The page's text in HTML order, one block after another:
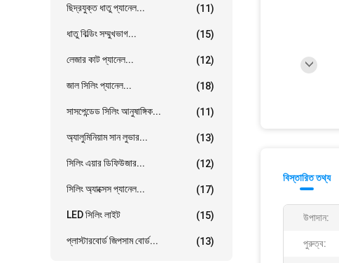
ছিদ্রযুক্ত ধাতু প্যানেল... (11)
ধাতু বিল্ডিং সম্মুখভাগ... (15)
লেজার কাট প্যানেল... (12)
জাল সিলিং প্যানেল... (18)
সাসপেন্ডেড সিলিং আনুষাঙ্গিক... (11)
অ্যালুমিনিয়াম সান লুভার... (13)
সিলিং এয়ার ডিফিউজার... (12)
সিলিং অ্যাক্সেস প্যানেল... (17)
LED সিলিং লাইট (15)
প্লাস্টারবোর্ড জিপসাম বোর্ড... (13)
বিস্তারিত তথ্য
উপাদান:
পুরুত্ব: